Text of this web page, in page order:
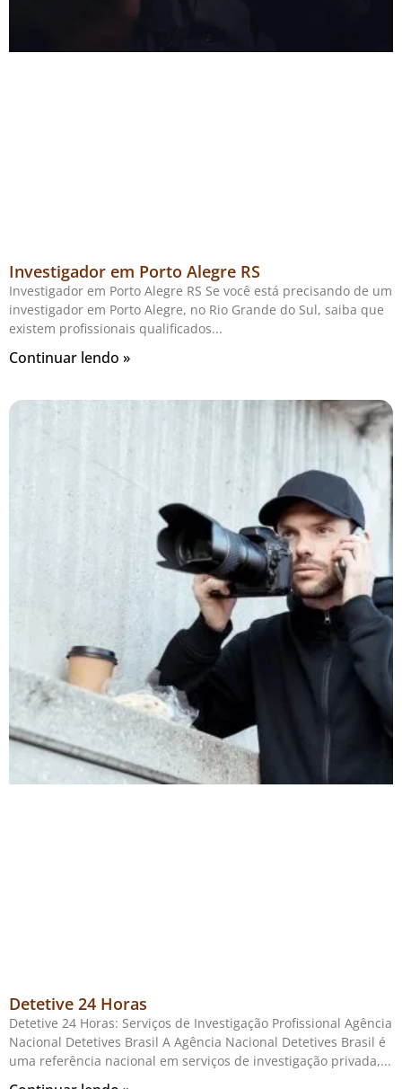
Investigador em Porto Alegre RS
Investigador em Porto Alegre RS Se você está precisando de um
investigador em Porto Alegre, no Rio Grande do Sul, saiba que
existem profissionais qualificados
Continuar lendo »
Detetive 24 Horas
Detetive 24 Horas: Serviços de Investigação Profissional Agência
Nacional Detetives Brasil A Agência Nacional Detetives Brasil é
uma referência nacional em serviços de investigação privada,